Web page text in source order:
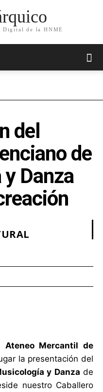
de la HNME
del
de
Danza
Ateneo Mercantil de
la presentación del
y Danza de
nuestro Caballero